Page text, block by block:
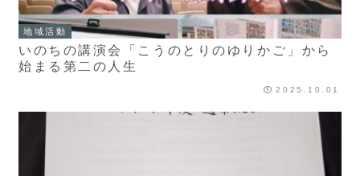
地域活動
いのちの講演会「こうのとりのゆりかご」から
始まる第二の人生
2025.10.01